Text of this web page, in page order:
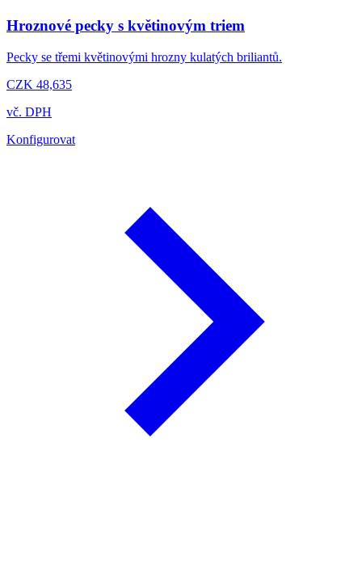
Hroznové pecky s květinovým triem
Pecky se třemi květinovými hrozny kulatých briliantů.
CZK 48,635
vč. DPH
Konfigurovat